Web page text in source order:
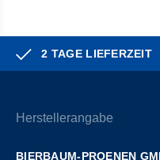
2 TAGE LIEFERZEIT
Herstellerangabe
BIERBAUM-PROENEN